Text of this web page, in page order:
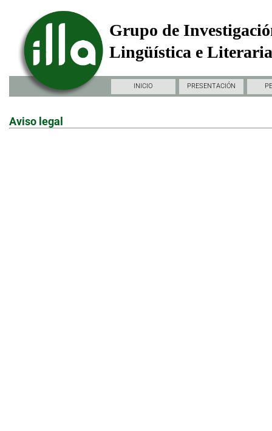
Grupo de
Lingüística e
INICIO PRESENTACIÓN
Aviso legal